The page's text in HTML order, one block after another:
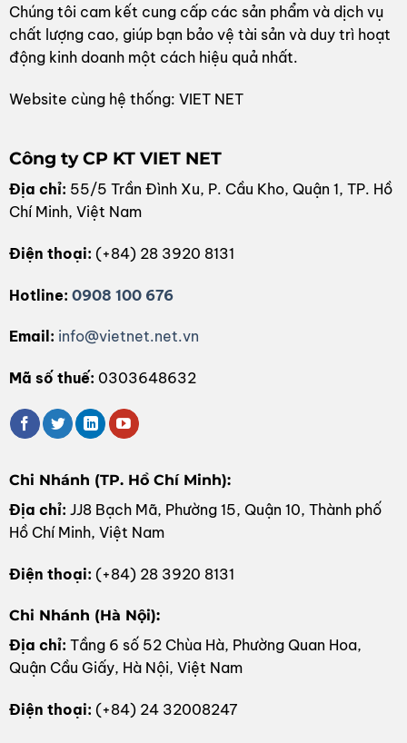
Chúng tôi cam kết cung cấp các sản phẩm và dịch vụ
chất lượng cao, giúp bạn bảo vệ tài sản và duy trì hoạt
động kinh doanh một cách hiệu quả nhất.
Website cùng hệ thống: VIET NET
Công ty CP KT VIET NET
Địa chỉ: 55/5 Trần Đình Xu, P. Cầu Kho, Quận 1, TP. Hồ
Chí Minh, Việt Nam
Điện thoại: (+84) 28 3920 8131
Hotline: 0908 100 676
Email: info@vietnet.net.vn
Mã số thuế: 0303648632
Chi Nhánh (TP. Hồ Chí Minh):
Địa chỉ: JJ8 Bạch Mã, Phường 15, Quận 10, Thành phố
Hồ Chí Minh, Việt Nam
Điện thoại: (+84) 28 3920 8131
Chi Nhánh (Hà Nội):
Địa chỉ: Tầng 6 số 52 Chùa Hà, Phường Quan Hoa,
Quận Cầu Giấy, Hà Nội, Việt Nam
Điện thoại: (+84) 24 32008247